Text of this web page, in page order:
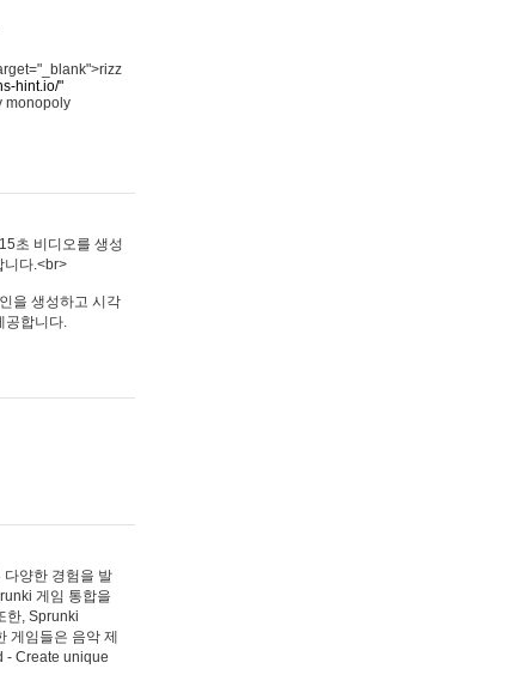
hint.io/"
monopoly
초 비디오를 생성
니다.<br>
을 생성하고 시각
공합니다.
양한 경험을 발
게임 통합을
한, Sprunki
게임들은 음악 제
- Create unique